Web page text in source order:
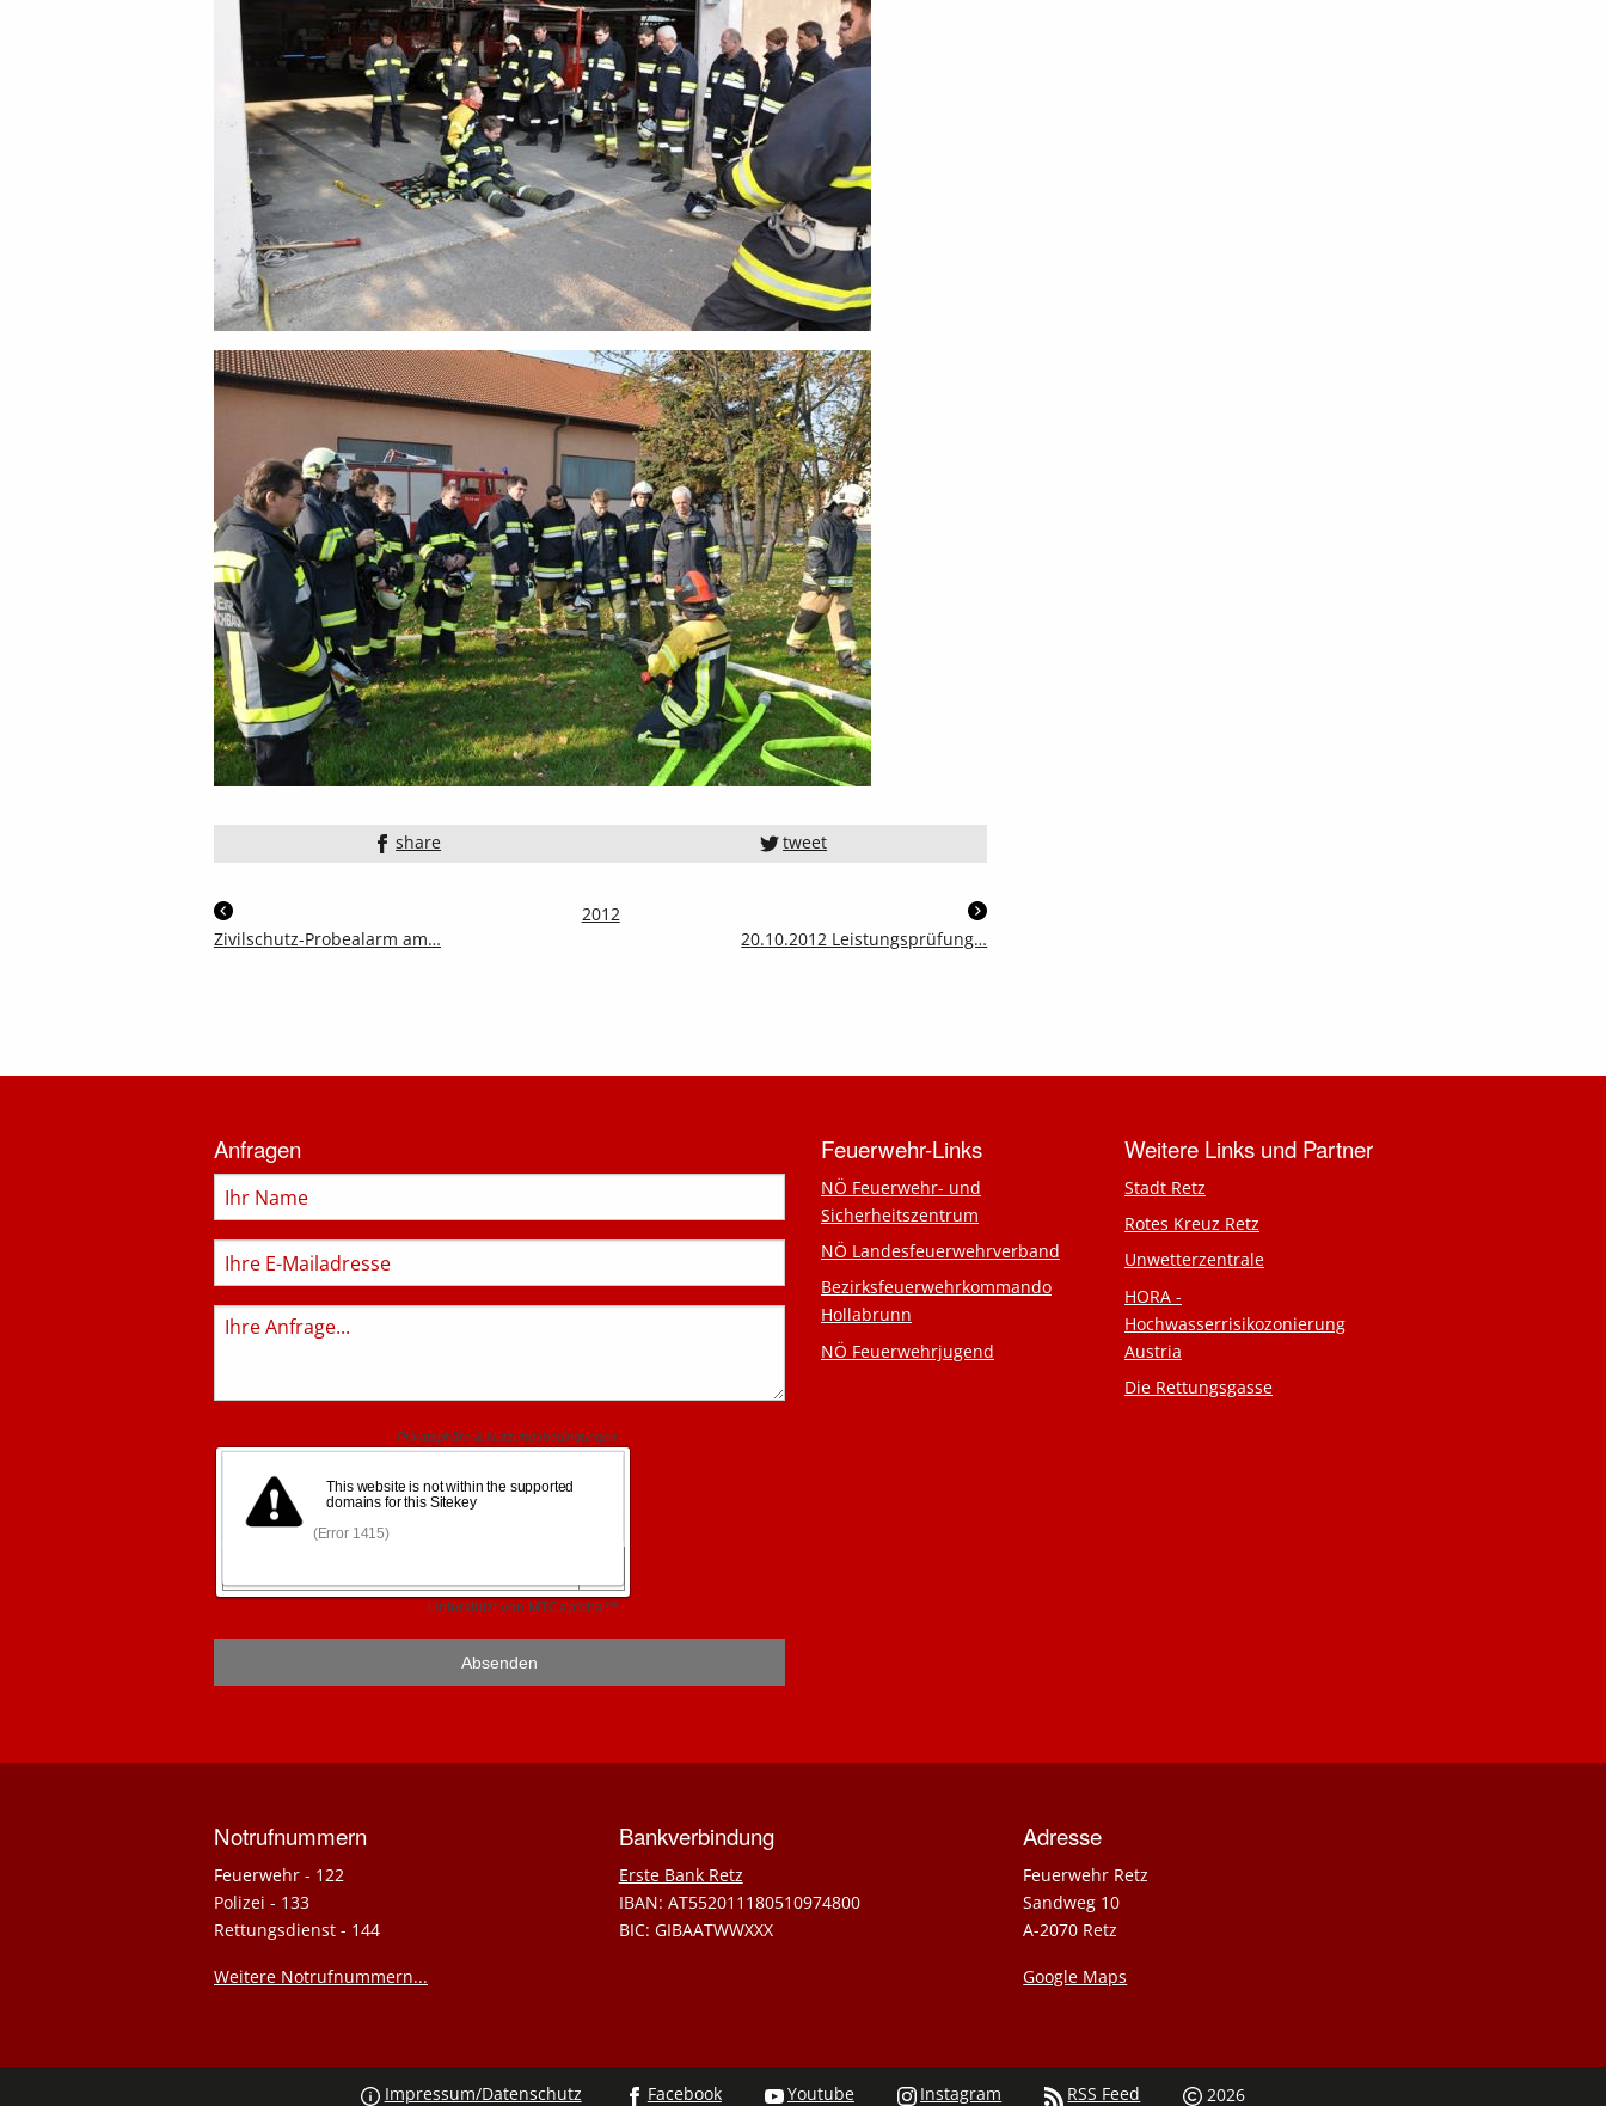
share tweet
Zivilschutz-Probealarm am…
2012
20.10.2012 Leistungsprüfung…
Anfragen
Name
E-
Mail
Anfrage
Feuerwehr-Links
NÖ Feuerwehr- und
Sicherheitszentrum
NÖ Landesfeuerwehrverband
Bezirksfeuerwehrkommando
Hollabrunn
NÖ Feuerwehrjugend
Weitere Links und Partner
Stadt Retz
Rotes Kreuz Retz
Unwetterzentrale
HORA -
Hochwasserrisikozonierung
Austria
Die Rettungsgasse
Notrufnummern
Feuerwehr - 122
Polizei - 133
Rettungsdienst - 144
Weitere Notrufnummern...
Bankverbindung
Erste Bank Retz
IBAN: AT552011180510974800
BIC: GIBAATWWXXX
Adresse
Feuerwehr Retz
Sandweg 10
A-2070 Retz
Google Maps
Impressum/Datenschutz Facebook Youtube Instagram RSS Feed 2026